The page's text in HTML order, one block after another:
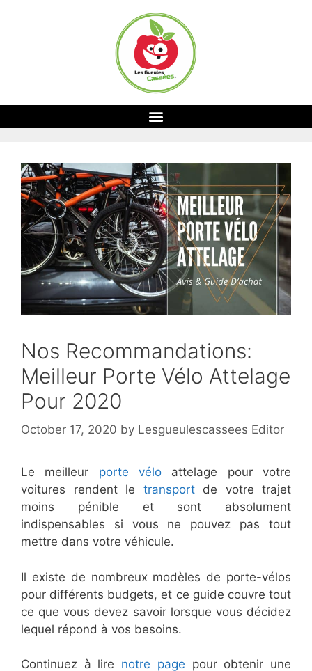
Nos Recommandations:
Meilleur Porte Vélo Attelage
Pour 2020
October 17, 2020 by Lesgueulescassees Editor
Le meilleur porte vélo attelage pour votre
voitures rendent le transportde votre trajet
moins pénible et sont absolument
indispensables si vous ne pouvez pas tout
mettre dans votre véhicule.
Il existe de nombreux modèles de porte-vélos
pour différents budgets, et ce guide couvre tout
ce que vous devez savoir lorsque vous décidez
lequel répond à vos besoins.
Continuez à lire notre page pour obtenir une